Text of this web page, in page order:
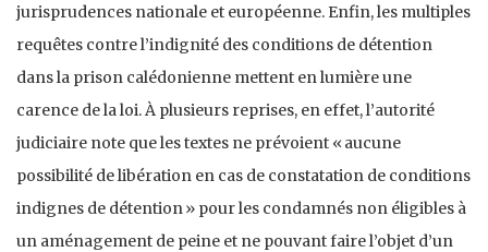
jurisprudences nationale et européenne. Enfin, les multiples
requêtes contre l’indignité des conditions de détention
dans la prison calédonienne mettent en lumière une
carence de la loi. À plusieurs reprises, en effet, l’autorité
judiciaire note que les textes ne prévoient « aucune
possibilité de libération en cas de constatation de conditions
indignes de détention » pour les condamnés non éligibles à
un aménagement de peine et ne pouvant faire l’objet d’un